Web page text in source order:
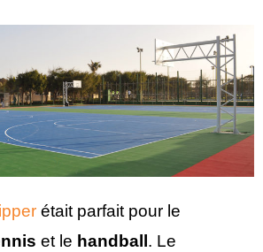
était parfait pour le
et le handball . Le